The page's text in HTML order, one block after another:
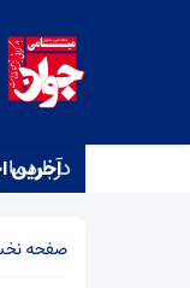
درباره ما
آخرینآغاز چند امید
صفحه